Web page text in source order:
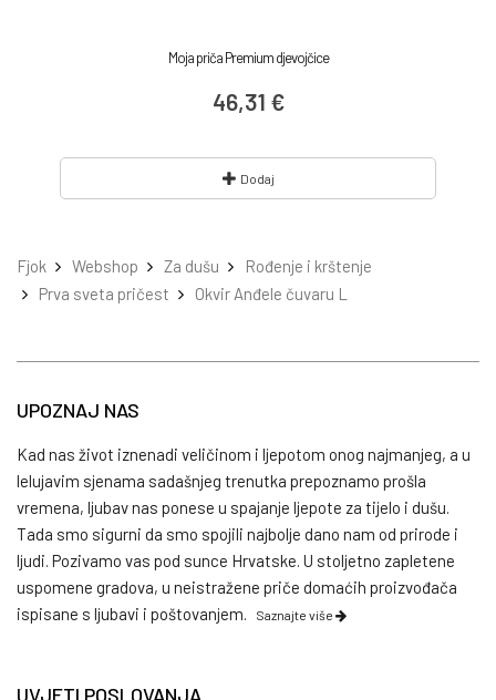
Moja priča Premium djevojčice
46,31 €
Dodaj
Fjok Webshop Za dušu
Rođenje i krštenje
Prva sveta pričest
Okvir Anđele čuvaru L
UPOZNAJ NAS
Kad nas život iznenadi veličinom i ljepotom onog najmanjeg, a u
lelujavim sjenama sadašnjeg trenutka prepoznamo prošla
vremena, ljubav nas ponese u spajanje ljepote za tijelo i dušu.
Tada smo sigurni da smo spojili najbolje dano nam od prirode i
ljudi. Pozivamo vas pod sunce Hrvatske. U stoljetno zapletene
uspomene gradova, u neistražene priče domaćih proizvođača
ispisane s ljubavi i poštovanjem.
Saznajte više
UVJETI POSLOVANJA